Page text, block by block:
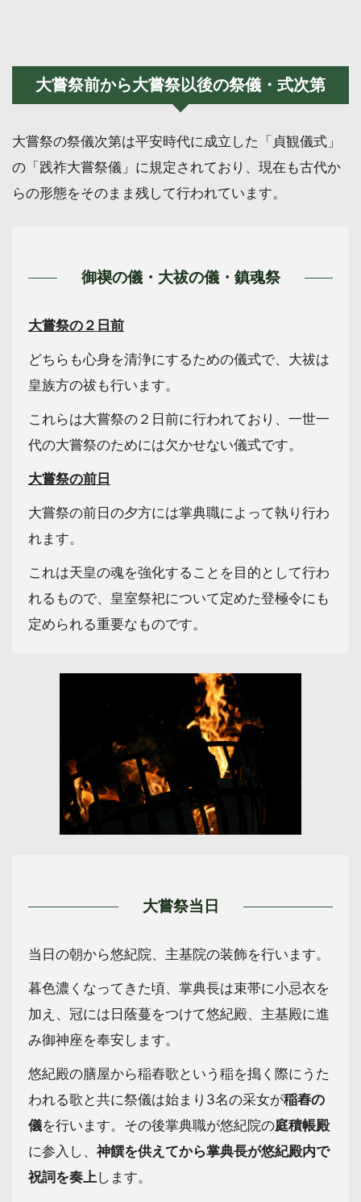
大嘗祭前から大嘗祭以後の祭儀・式次第
大嘗祭の祭儀次第は平安時代に成立した「貞観儀式」
の「践祚大嘗祭儀」に規定されており、現在も古代か
らの形態をそのまま残して行われています。
御禊の儀・大祓の儀・鎮魂祭
大嘗祭の２日前
どちらも心身を清浄にするための儀式で、大祓は
皇族方の祓も行います。
これらは大嘗祭の２日前に行われており、一世一
代の大嘗祭のためには欠かせない儀式です。
大嘗祭の前日
大嘗祭の前日の夕方には掌典職によって執り行わ
れます。
これは天皇の魂を強化することを目的として行わ
れるもので、皇室祭祀について定めた登極令にも
定められる重要なものです。
大嘗祭当日
当日の朝から悠紀院、主基院の装飾を行います。
暮色濃くなってきた頃、掌典長は束帯に小忌衣を
加え、冠には日蔭蔓をつけて悠紀殿、主基殿に進
み御神座を奉安します。
悠紀殿の膳屋から稲舂歌という稲を搗く際にうた
われる歌と共に祭儀は始まり3名の采女が稲舂の
儀を行います。その後掌典職が悠紀院の庭積帳殿
に参入し、 神饌を供えてから掌典長が悠紀殿内で
祝詞を奏上します。